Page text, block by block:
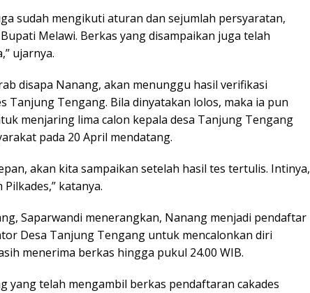
sudah mengikuti aturan dan sejumlah persyaratan,
Melawi. Berkas yang disampaikan juga telah
ujarnya.
disapa Nanang, akan menunggu hasil verifikasi
Tanjung Tengang. Bila dinyatakan lolos, maka ia pun
menjaring lima calon kepala desa Tanjung Tengang
pada 20 April mendatang.
akan kita sampaikan setelah hasil tes tertulis. Intinya,
katanya.
Saparwandi menerangkan, Nanang menjadi pendaftar
Desa Tanjung Tengang untuk mencalonkan diri
menerima berkas hingga pukul 24.00 WIB.
yang telah mengambil berkas pendaftaran cakades